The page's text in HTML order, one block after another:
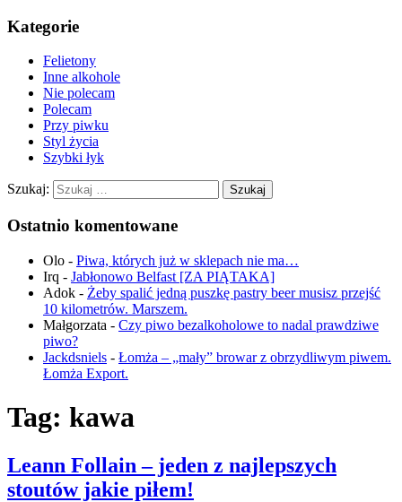
Kategorie
Felietony
Inne alkohole
Nie polecam
Polecam
Przy piwku
Styl życia
Szybki łyk
Szukaj:
Ostatnio komentowane
Olo - Piwa, których już w sklepach nie ma…
Irq - Jabłonowo Belfast [ZA PIĄTAKA]
Adok - Żeby spalić jedną puszkę pastry beer musisz przejść
10 kilometrów. Marszem.
Małgorzata - Czy piwo bezalkoholowe to nadal prawdziwe
piwo?
Jackdsniels - Łomża – „mały” browar z obrzydliwym piwem.
Łomża Export.
Tag: kawa
Leann Follain – jeden z najlepszych
stoutów jakie piłem!